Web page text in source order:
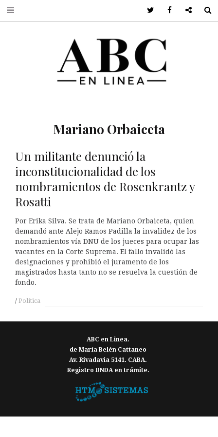
Mariano Orbaiceta
Un militante denunció la
inconstitucionalidad de los
nombramientos de Rosenkrantz y
Rosatti
Por Erika Silva. Se trata de Mariano Orbaiceta, quien
demandó ante Alejo Ramos Padilla la invalidez de los
nombramientos vía DNU de los jueces para ocupar las
vacantes en la Corte Suprema. El fallo invalidó las
designaciones y prohibió el juramento de los
magistrados hasta tanto no se resuelva la cuestión de
fondo.
Política
ABC en Linea.
de María Belén Cattaneo
Av. Rivadavia 5141. CABA.
Registro DNDA en trámite.
Twitter FacebookGoogle +